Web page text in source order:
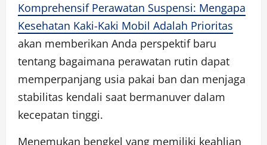
Komprehensif Perawatan Suspensi: Mengapa
Kesehatan Kaki-Kaki Mobil Adalah Prioritas
akan memberikan Anda perspektif baru
tentang bagaimana perawatan rutin dapat
memperpanjang usia pakai ban dan menjaga
stabilitas kendali saat bermanuver dalam
kecepatan tinggi.
Menemukan bengkel yang memiliki keahlian